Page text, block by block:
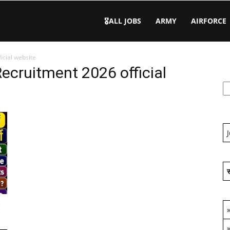
🎖️ALL JOBS ARMY AIRFORCE
website
2026 official
»